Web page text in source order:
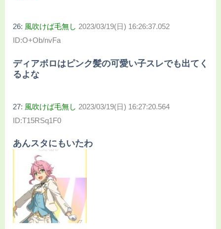
26: 風吹けば毛無し 2023/03/19(日) 16:26:37.052
ID:O+Ob/nvFa
ディアボロはピンク髪の可愛い子スレでも出てく
るよな
27: 風吹けば毛無し 2023/03/19(日) 16:27:20.564
ID:T15RSq1F0
あんスタにもいたわ